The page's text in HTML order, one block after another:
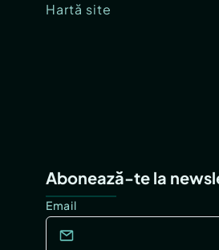
Hartă site
Abonează-te la
Email